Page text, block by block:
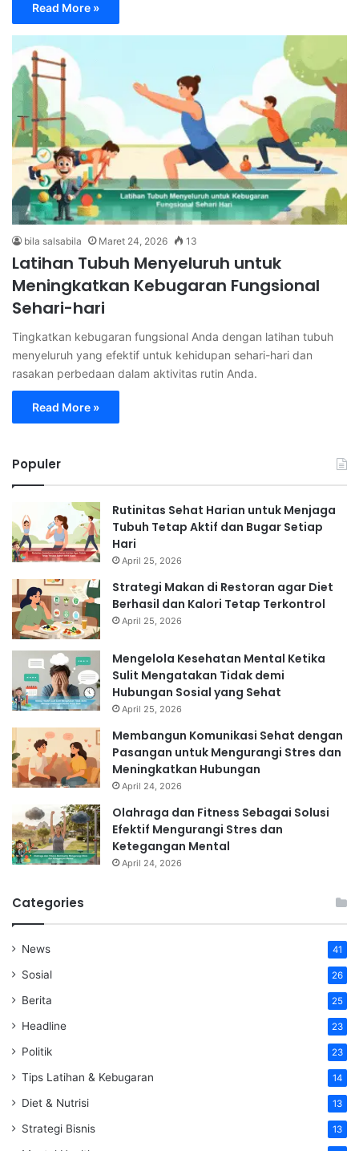
Read More »
bila salsabila Maret 24, 2026 13
Latihan Tubuh Menyeluruh untuk
Meningkatkan Kebugaran Fungsional
Sehari-hari
Tingkatkan kebugaran fungsional Anda dengan latihan tubuh
menyeluruh yang efektif untuk kehidupan sehari-hari dan
rasakan perbedaan dalam aktivitas rutin Anda.
Read More »
Populer
Rutinitas Sehat Harian untuk Menjaga
Tubuh Tetap Aktif dan Bugar Setiap
Hari
April 25, 2026
Strategi Makan di Restoran agar Diet
Berhasil dan Kalori Tetap Terkontrol
April 25, 2026
Mengelola Kesehatan Mental Ketika
Sulit Mengatakan Tidak demi
Hubungan Sosial yang Sehat
April 25, 2026
Membangun Komunikasi Sehat dengan
Pasangan untuk Mengurangi Stres dan
Meningkatkan Hubungan
April 24, 2026
Olahraga dan Fitness Sebagai Solusi
Efektif Mengurangi Stres dan
Ketegangan Mental
April 24, 2026
Categories
News 41
Sosial 26
Berita 25
Headline 23
Politik 23
Tips Latihan & Kebugaran 14
Diet & Nutrisi 13
Strategi Bisnis 13